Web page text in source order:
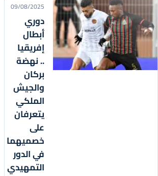
09/08/2025
دوري
أبطال
إفريقيا
.. نهضة
بركان
والجيش
الملكي
يتعرفان
على
خصميهما
في الدور
التمهيدي